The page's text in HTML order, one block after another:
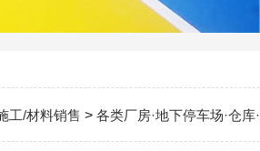
工/材料销售 > 各类厂房·地下停车场·仓库